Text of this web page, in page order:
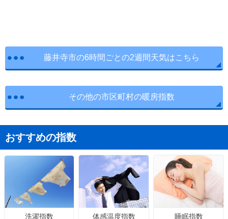
藤井寺市の6時間ごとの2週間天気はこちら
その他の市区町村の暖房指数
おすすめの指数
洗濯指数 体感温度指数 睡眠指数